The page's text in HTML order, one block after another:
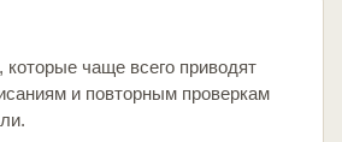
чаще всего приводят
и повторным проверкам